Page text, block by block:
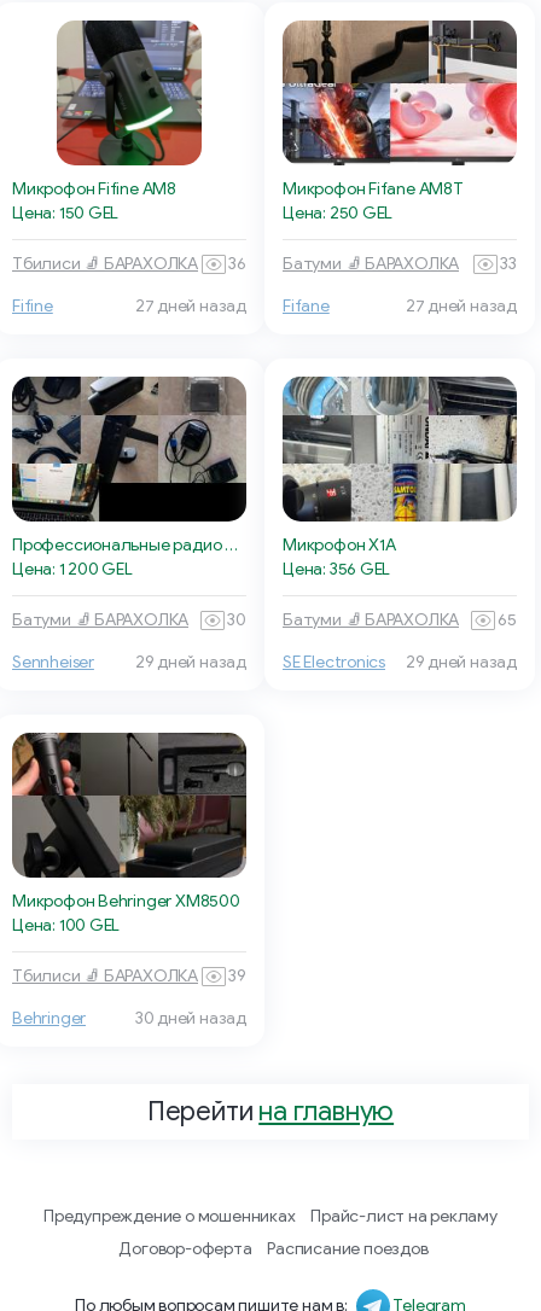
Микрофон Fifine AM8
Цена: 150 GEL
Тбилиси 🧦 БАРАХОЛКА 36
Fifine 27 дней назад
Микрофон Fifane AM8T
Цена: 250 GEL
Батуми 🧦 БАРАХОЛКА 33
Fifane 27 дней назад
Профессиональные радио петлички Sennheiser EW100G3
Цена: 1 200 GEL
Батуми 🧦 БАРАХОЛКА 30
Sennheiser 29 дней назад
Микрофон X1A
Цена: 356 GEL
Батуми 🧦 БАРАХОЛКА 65
SE Electronics 29 дней назад
Микрофон Behringer XM8500
Цена: 100 GEL
Тбилиси 🧦 БАРАХОЛКА 39
Behringer 30 дней назад
Перейти на главную
Предупреждение о мошенниках
Прайс-лист на рекламу
Договор-оферта
Расписание поездов
По любым вопросам пишите нам в: Telegram